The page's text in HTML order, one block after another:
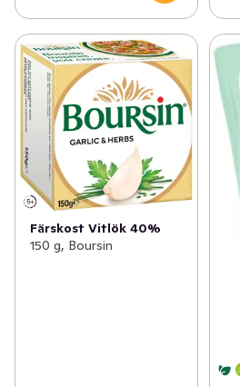
Färskost Vitlök 40%
150 g, Boursin